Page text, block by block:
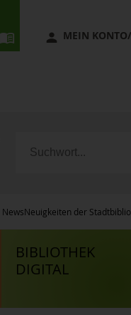
MEIN
NewsNeuigkeiten der
BIBLIOTHEK
DIGITAL